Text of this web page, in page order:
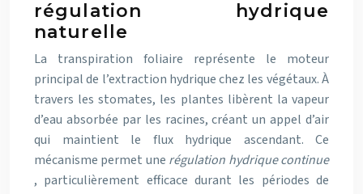
régulation hydrique
naturelle
La transpiration foliaire représente le moteur
principal de l’extraction hydrique chez les végétaux. À
travers les stomates, les plantes libèrent la vapeur
d’eau absorbée par les racines, créant un appel d’air
qui maintient le flux hydrique ascendant. Ce
mécanisme permet une régulation hydrique continue
, particulièrement efficace durant les périodes de